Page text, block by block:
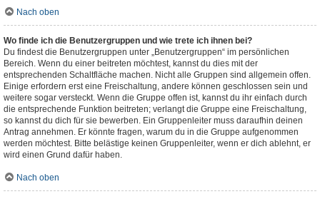
Nach oben
Wo finde ich die Benutzergruppen und wie trete ich ihnen bei?
Du findest die Benutzergruppen unter „Benutzergruppen“ im persönlichen
Bereich. Wenn du einer beitreten möchtest, kannst du dies mit der
entsprechenden Schaltfläche machen. Nicht alle Gruppen sind allgemein offen.
Einige erfordern erst eine Freischaltung, andere können geschlossen sein und
weitere sogar versteckt. Wenn die Gruppe offen ist, kannst du ihr einfach durch
die entsprechende Funktion beitreten; verlangt die Gruppe eine Freischaltung,
so kannst du dich für sie bewerben. Ein Gruppenleiter muss daraufhin deinen
Antrag annehmen. Er könnte fragen, warum du in die Gruppe aufgenommen
werden möchtest. Bitte belästige keinen Gruppenleiter, wenn er dich ablehnt, er
wird einen Grund dafür haben.
Nach oben